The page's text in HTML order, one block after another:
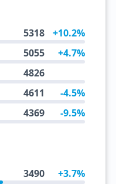
5318 +10.2%
5055 +4.7%
4826
4611 -4.5%
4369 -9.5%
3490 +3.7%